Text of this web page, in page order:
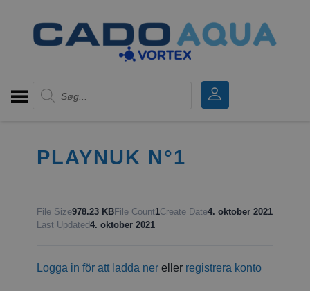
Products search
PLAYNUK N°1
File Size978.23 KBFile Count1Create Date4. oktober 2021
Last Updated4. oktober 2021
Logga in för att ladda nereller registrera konto